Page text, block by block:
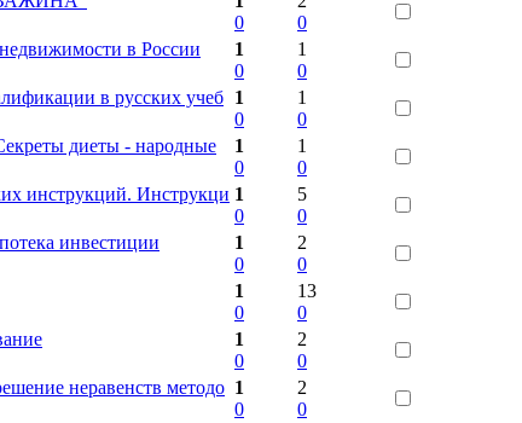
0
0
в России
1
0
1
0
в русских учеб 1
0
1
0
диеты - народные
1
0
1
0
инструкций. Инструкци 1
0
5
0
инвестиции
1
0
2
0
1
0
13
0
1
0
2
0
неравенств методо 1
0
2
0